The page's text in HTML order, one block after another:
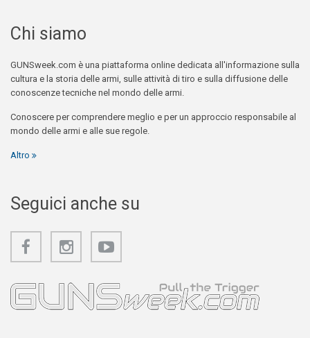
Chi siamo
GUNSweek.com è una piattaforma online dedicata all'informazione sulla
cultura e la storia delle armi, sulle attività di tiro e sulla diffusione delle
conoscenze tecniche nel mondo delle armi.
Conoscere per comprendere meglio e per un approccio responsabile al
mondo delle armi e alle sue regole.
Altro
Seguici anche su